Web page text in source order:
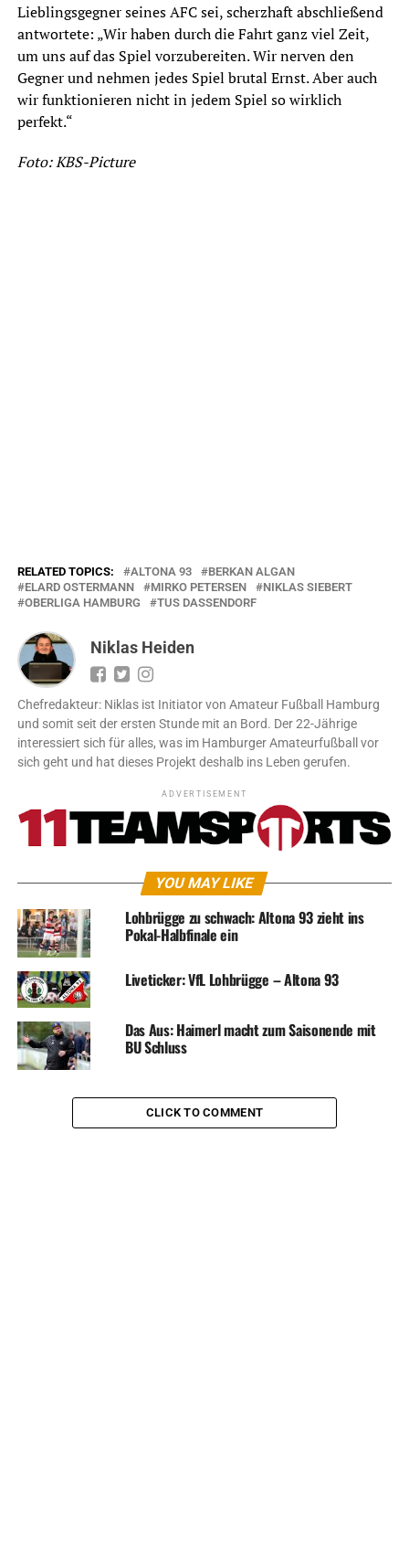
Lieblingsgegner seines AFC sei, scherzhaft abschließend
antwortete: „Wir haben durch die Fahrt ganz viel Zeit,
um uns auf das Spiel vorzubereiten. Wir nerven den
Gegner und nehmen jedes Spiel brutal Ernst. Aber auch
wir funktionieren nicht in jedem Spiel so wirklich
perfekt.“
Foto: KBS-Picture
RELATED TOPICS: ALTONA 93
BERKAN ALGAN
ELARD OSTERMANN
MIRKO PETERSEN
NIKLAS SIEBERT
OBERLIGA HAMBURG
TUS DASSENDORF
Niklas Heiden
Chefredakteur: Niklas ist Initiator von Amateur Fußball Hamburg
und somit seit der ersten Stunde mit an Bord. Der 22-Jährige
interessiert sich für alles, was im Hamburger Amateurfußball vor
sich geht und hat dieses Projekt deshalb ins Leben gerufen.
ADVERTISEMENT
YOU MAY LIKE
Lohbrügge zu schwach: Altona 93 zieht ins
Pokal-Halbfinale ein
Liveticker: VfL Lohbrügge – Altona 93
Das Aus: Haimerl macht zum Saisonende mit
BU Schluss
CLICK TO COMMENT